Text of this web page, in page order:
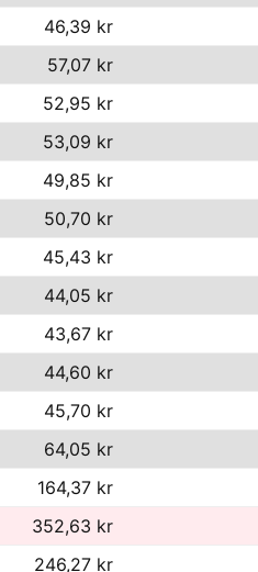
46,39 kr
57,07 kr
52,95 kr
53,09 kr
49,85 kr
50,70 kr
45,43 kr
44,05 kr
43,67 kr
44,60 kr
45,70 kr
64,05 kr
164,37 kr
352,63 kr
246,27 kr